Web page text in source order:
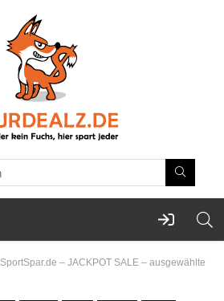
SportSpar.de – JACKPOT SALE – ausgewählte